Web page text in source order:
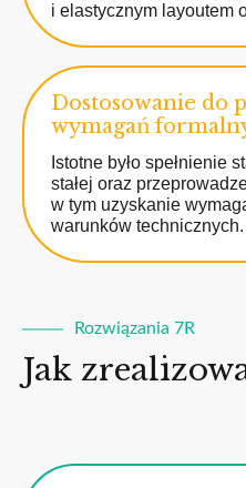
i elastycznym layoutem
Dostosowanie do
wymagań
Istotne było spełnienie
stałej oraz
w tym uzyskanie
warunków technicznych.
Rozwiązania 7R
Jak